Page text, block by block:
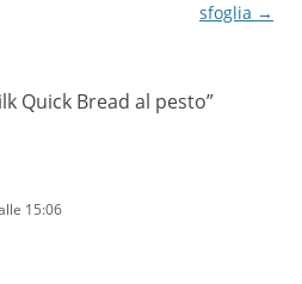
sfoglia →
Quick Bread al pesto”
15:06